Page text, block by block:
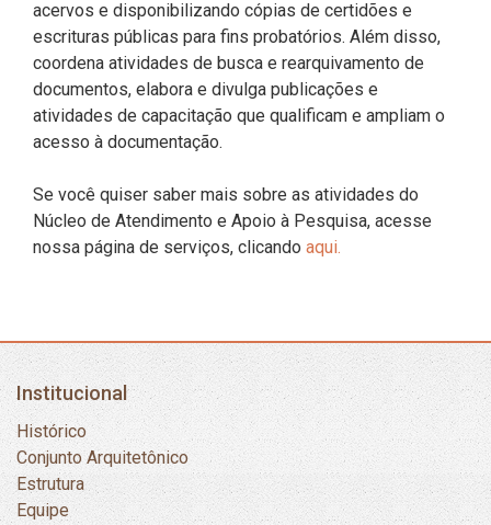
acervos e disponibilizando cópias de certidões e
escrituras públicas para fins probatórios. Além disso,
coordena atividades de busca e rearquivamento de
documentos, elabora e divulga publicações e
atividades de capacitação que qualificam e ampliam o
acesso à documentação.
Se você quiser saber mais sobre as atividades do
Núcleo de Atendimento e Apoio à Pesquisa, acesse
nossa página de serviços, clicando aqui.
Institucional
Histórico
Conjunto Arquitetônico
Estrutura
Equipe